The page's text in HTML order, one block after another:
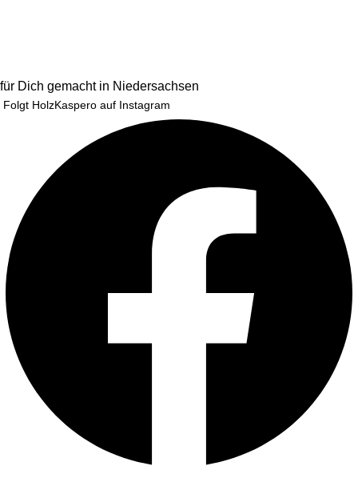
für Dich gemacht in Niedersachsen
Folgt HolzKaspero auf Instagram